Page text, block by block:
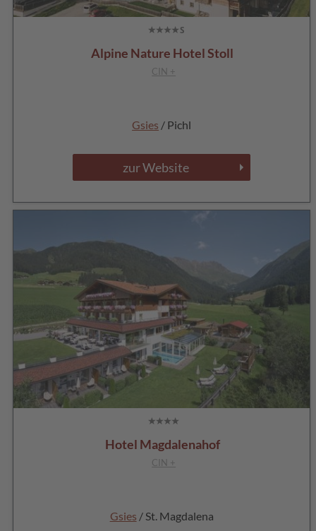
Alpine Nature Hotel Stoll
CIN +
Gsies / Pichl
zur Website
Hotel Magdalenahof
CIN +
Gsies / St. Magdalena